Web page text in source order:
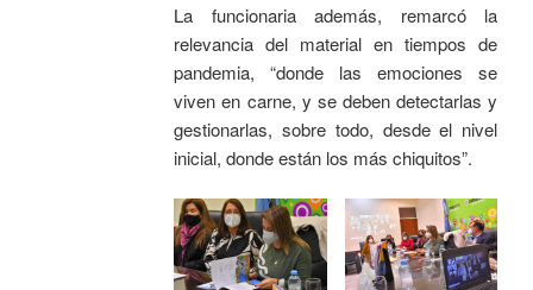
La funcionaria además, remarcó la
relevancia del material en tiempos de
pandemia, “donde las emociones se
viven en carne, y se deben detectarlas y
gestionarlas, sobre todo, desde el nivel
inicial, donde están los más chiquitos”.